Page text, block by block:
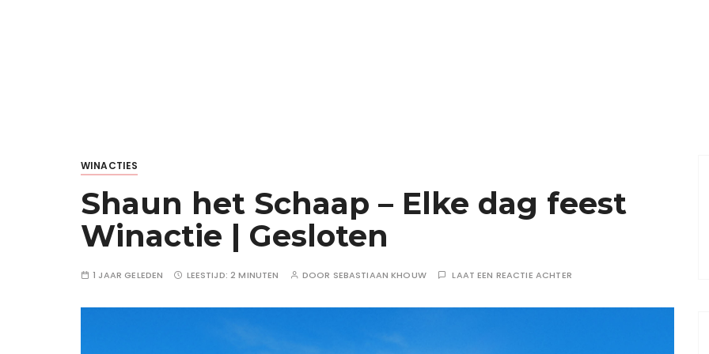
WINACTIES
Shaun het Schaap – Elke dag feest
Winactie | Gesloten
1 JAAR GELEDEN LEESTIJD:2 MINUTEN DOOR SEBASTIAAN KHOUW LAAT EEN REACTIE ACHTER